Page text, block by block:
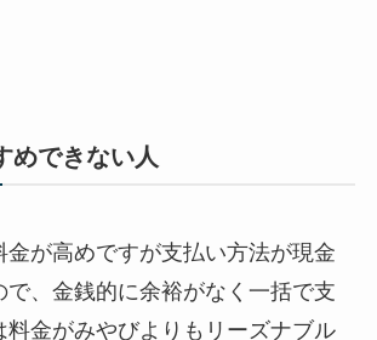
めできない人
金が高めですが支払い方法が現金
で、金銭的に余裕がなく一括で支
料金がみやびよりもリーズナブル